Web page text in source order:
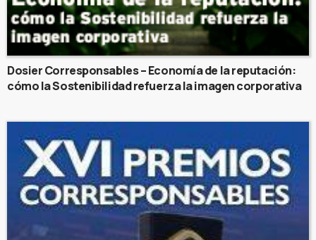
Dosier Corresponsables – Economía de la reputación:
cómo la Sostenibilidad refuerza la imagen corporativa